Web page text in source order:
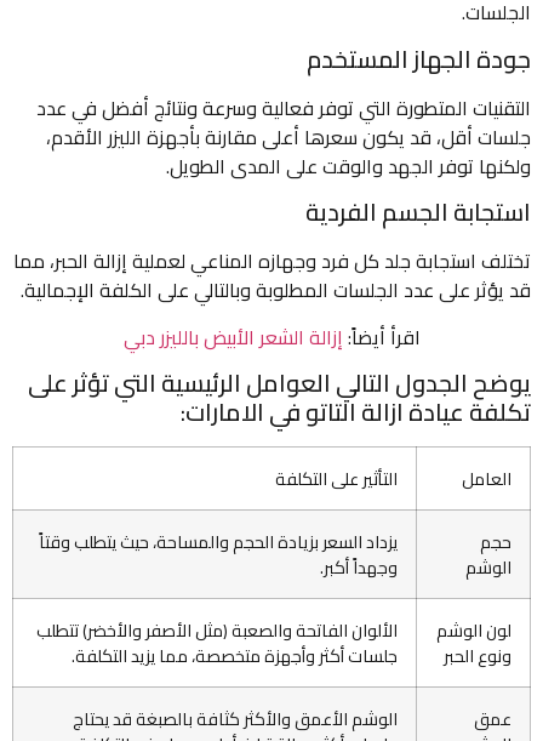
الجلسات.
جودة الجهاز المستخدم
التقنيات المتطورة التي توفر فعالية وسرعة ونتائج أفضل في عدد
جلسات أقل، قد يكون سعرها أعلى مقارنة بأجهزة الليزر الأقدم،
ولكنها توفر الجهد والوقت على المدى الطويل.
استجابة الجسم الفردية
تختلف استجابة جلد كل فرد وجهازه المناعي لعملية إزالة الحبر، مما
قد يؤثر على عدد الجلسات المطلوبة وبالتالي على الكلفة الإجمالية.
اقرأ أيضاً:إزالة الشعر الأبيض بالليزر دبي
يوضح الجدول التالي العوامل الرئيسية التي تؤثر على
تكلفة عيادة ازالة التاتو في الامارات:
العامل
التأثير على التكلفة
حجم
الوشم
يزداد السعر بزيادة الحجم والمساحة، حيث يتطلب وقتاً
وجهداً أكبر.
لون الوشم
ونوع الحبر
الألوان الفاتحة والصعبة (مثل الأصفر والأخضر) تتطلب
جلسات أكثر وأجهزة متخصصة، مما يزيد التكلفة.
عمق
الوشم الأعمق والأكثر كثافة بالصبغة قد يحتاج